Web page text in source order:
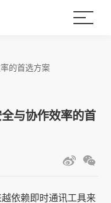
的首选方案
与协作效率的首
依赖即时通讯工具来